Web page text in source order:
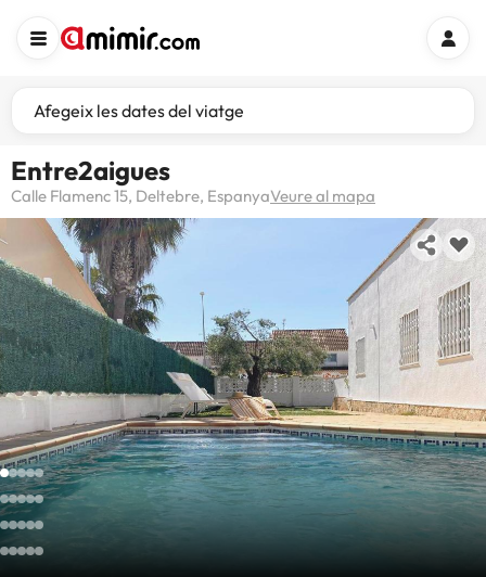
Afegeix les dates del viatge
Entre2aigues
Calle Flamenc 15, Deltebre, EspanyaVeure al mapa